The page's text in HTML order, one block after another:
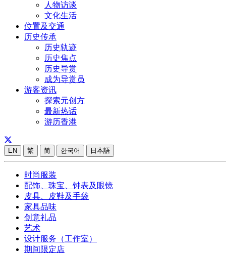
人物访谈
文化生活
位置及交通
历史传承
历史轨迹
历史焦点
历史导赏
成为导赏员
游客资讯
探索元创方
最新热话
游历香港
EN 繁 简 한국어 日本語
时尚服装
配饰、珠宝、钟表及眼镜
皮具、皮鞋及手袋
家具品味
创意礼品
艺术
设计服务（工作室）
期间限定店